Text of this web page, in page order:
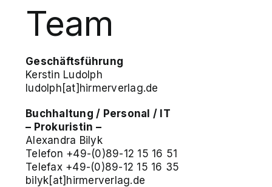
Team
Geschäftsführung
Kerstin Ludolph
ludolph[at]hirmerverlag.de
Buchhaltung / Personal / IT
– Prokuristin –
Alexandra Bilyk
Telefon +49-(0)89-12 15 16 51
Telefax +49-(0)89-12 15 16 35
bilyk[at]hirmerverlag.de